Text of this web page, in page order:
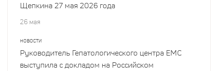
Щепкина 27 мая 2026 года
26 мая
НОВОСТИ
Руководитель Гепатологического центра EMC
выступила с докладом на Российском